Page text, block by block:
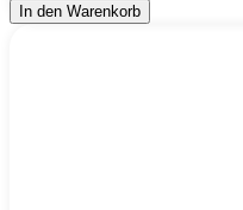
In den Warenkorb